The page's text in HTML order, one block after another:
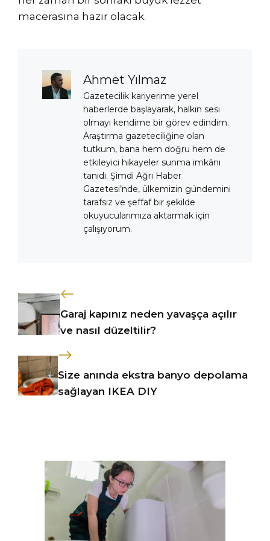
macerasına hazır olacak.
Ahmet Yılmaz
Gazetecilik kariyerime yerel
haberlerde başlayarak, halkın sesi
olmayı kendime bir görev edindim.
Araştırma gazeteciliğine olan
tutkum, bana hem doğru hem de
etkileyici hikayeler sunma imkânı
tanıdı. Şimdi Ağrı Haber
Gazetesi’nde, ülkemizin gündemini
tarafsız ve şeffaf bir şekilde
okuyucularımıza aktarmak için
çalışıyorum.
Garaj kapınız neden yavaşça açılır
ve nasıl düzeltilir?
Size anında ekstra banyo depolama
sağlayan IKEA DIY